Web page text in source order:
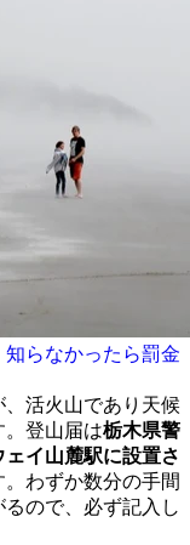
知らなかったら罰金
活火山であり天候
登山届は栃木県警
イ山麓駅に設置さ
わずか数分の手間
ので、必ず記入し